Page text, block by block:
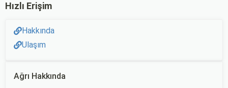
Hızlı Erişim
Hakkında
Ulaşım
Ağrı Hakkında